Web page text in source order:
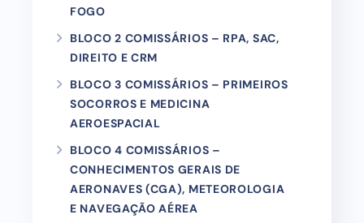
FOGO
BLOCO 2 COMISSÁRIOS – RPA, SAC,
DIREITO E CRM
BLOCO 3 COMISSÁRIOS – PRIMEIROS
SOCORROS E MEDICINA
AEROESPACIAL
BLOCO 4 COMISSÁRIOS –
CONHECIMENTOS GERAIS DE
AERONAVES (CGA), METEOROLOGIA
E NAVEGAÇÃO AÉREA